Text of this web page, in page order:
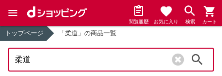
閲覧履歴 お気に入り 検索 カート
トップページ 「柔道」の商品一覧